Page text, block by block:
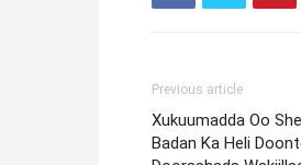
Previous article
Xukuumadda Oo
Badan Ka Heli